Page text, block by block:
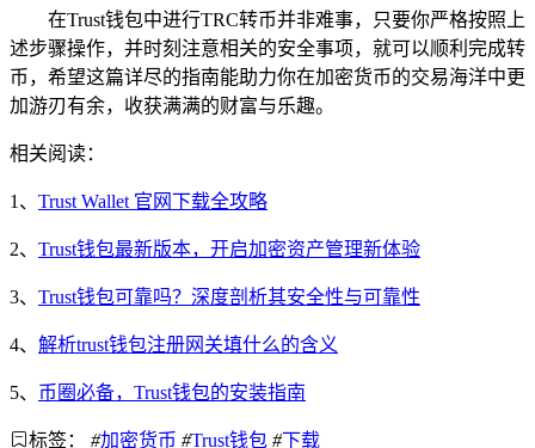
在Trust钱包中进行TRC转币并非难事，只要你严格按照上
述步骤操作，并时刻注意相关的安全事项，就可以顺利完成转
币，希望这篇详尽的指南能助力你在加密货币的交易海洋中更
加游刃有余，收获满满的财富与乐趣。
相关阅读：
1、 Trust Wallet 官网下载全攻略
2、 Trust钱包最新版本，开启加密资产管理新体验
3、 Trust钱包可靠吗？深度剖析其安全性与可靠性
4、 解析trust钱包注册网关填什么的含义
5、 币圈必备，Trust钱包的安装指南
标签： #加密货币 #Trust钱包 #下载